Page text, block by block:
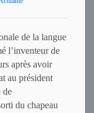
de la langue
l’inventeur de
après avoir
au président
de
du chapeau